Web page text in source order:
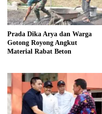
Prada Dika Arya dan Warga
Gotong Royong Angkut
Material Rabat Beton